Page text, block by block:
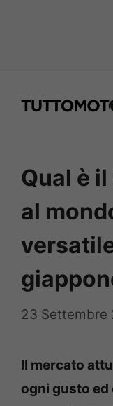
Qual è
al
23 Settembre
Il mercato
ogni gusto ed